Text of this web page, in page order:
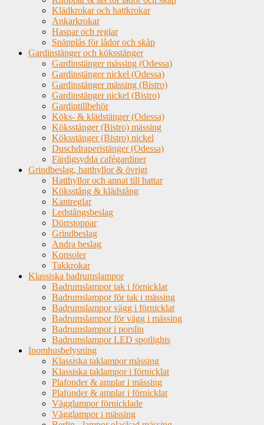
Klädkrokar och hattkrokar
Ankarkrokar
Haspar och reglar
Snäpplås för lådor och skåp
Gardinstänger och köksstänger
Gardinstänger mässing (Odessa)
Gardinstänger nickel (Odessa)
Gardinstänger mässing (Bistro)
Gardinstänger nickel (Bistro)
Gardintillbehör
Köks- & klädstänger (Odessa)
Köksstänger (Bistro) mässing
Köksstänger (Bistro) nickel
Duschdraperistänger (Odessa)
Färdigsydda cafégardiner
Grindbeslag, hatthyllor & övrigt
Hatthyllor och annat till hattar
Köksstång & klädstång
Kantreglar
Ledstångsbeslag
Dörrstoppar
Grindbeslag
Andra beslag
Konsoler
Takkrokar
Klassiska badrumslampor
Badrumslampor tak i förnicklat
Badrumslampor för tak i mässing
Badrumslampor vägg i förnicklat
Badrumslampor för vägg i mässing
Badrumslampor i porslin
Badrumslampor LED spotlights
Inomhusbelysning
Klassiska taklampor mässing
Klassiska taklampor i förnicklat
Plafonder & amplar i mässing
Plafonder & amplar i förnicklat
Vägglampor förnicklade
Vägglampor i mässing